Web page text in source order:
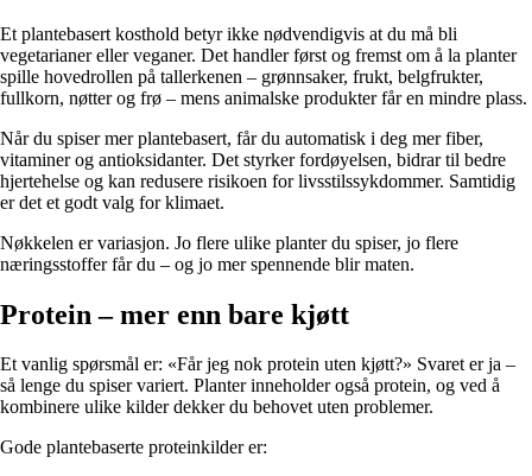
Et plantebasert kosthold betyr ikke nødvendigvis at du må bli
vegetarianer eller veganer. Det handler først og fremst om å la planter
spille hovedrollen på tallerkenen – grønnsaker, frukt, belgfrukter,
fullkorn, nøtter og frø – mens animalske produkter får en mindre plass.
Når du spiser mer plantebasert, får du automatisk i deg mer fiber,
vitaminer og antioksidanter. Det styrker fordøyelsen, bidrar til bedre
hjertehelse og kan redusere risikoen for livsstilssykdommer. Samtidig
er det et godt valg for klimaet.
Nøkkelen er variasjon. Jo flere ulike planter du spiser, jo flere
næringsstoffer får du – og jo mer spennende blir maten.
Protein – mer enn bare kjøtt
Et vanlig spørsmål er: «Får jeg nok protein uten kjøtt?» Svaret er ja –
så lenge du spiser variert. Planter inneholder også protein, og ved å
kombinere ulike kilder dekker du behovet uten problemer.
Gode plantebaserte proteinkilder er: